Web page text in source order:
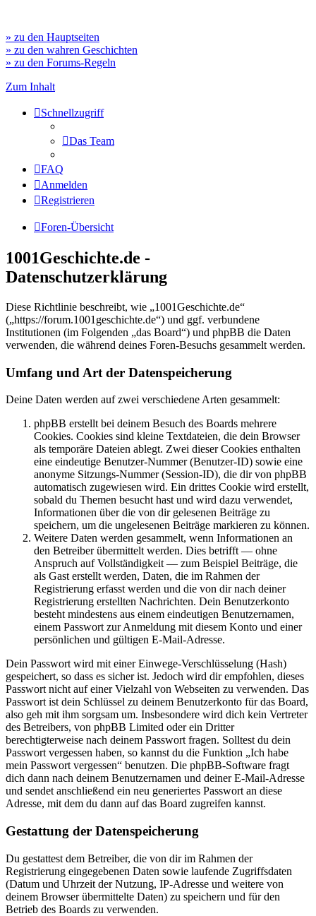
» zu den Hauptseiten
» zu den wahren Geschichten
» zu den Forums-Regeln
Zum Inhalt
Schnellzugriff
Das Team
FAQ
Anmelden
Registrieren
Foren-Übersicht
1001Geschichte.de -
Datenschutzerklärung
Diese Richtlinie beschreibt, wie „1001Geschichte.de“
(„https://forum.1001geschichte.de“) und ggf. verbundene
Institutionen (im Folgenden „das Board“) und phpBB die Daten
verwenden, die während deines Foren-Besuchs gesammelt werden.
Umfang und Art der Datenspeicherung
Deine Daten werden auf zwei verschiedene Arten gesammelt:
phpBB erstellt bei deinem Besuch des Boards mehrere
Cookies. Cookies sind kleine Textdateien, die dein Browser
als temporäre Dateien ablegt. Zwei dieser Cookies enthalten
eine eindeutige Benutzer-Nummer (Benutzer-ID) sowie eine
anonyme Sitzungs-Nummer (Session-ID), die dir von phpBB
automatisch zugewiesen wird. Ein drittes Cookie wird erstellt,
sobald du Themen besucht hast und wird dazu verwendet,
Informationen über die von dir gelesenen Beiträge zu
speichern, um die ungelesenen Beiträge markieren zu können.
Weitere Daten werden gesammelt, wenn Informationen an
den Betreiber übermittelt werden. Dies betrifft — ohne
Anspruch auf Vollständigkeit — zum Beispiel Beiträge, die
als Gast erstellt werden, Daten, die im Rahmen der
Registrierung erfasst werden und die von dir nach deiner
Registrierung erstellten Nachrichten. Dein Benutzerkonto
besteht mindestens aus einem eindeutigen Benutzernamen,
einem Passwort zur Anmeldung mit diesem Konto und einer
persönlichen und gültigen E-Mail-Adresse.
Dein Passwort wird mit einer Einwege-Verschlüsselung (Hash)
gespeichert, so dass es sicher ist. Jedoch wird dir empfohlen, dieses
Passwort nicht auf einer Vielzahl von Webseiten zu verwenden. Das
Passwort ist dein Schlüssel zu deinem Benutzerkonto für das Board,
also geh mit ihm sorgsam um. Insbesondere wird dich kein Vertreter
des Betreibers, von phpBB Limited oder ein Dritter
berechtigterweise nach deinem Passwort fragen. Solltest du dein
Passwort vergessen haben, so kannst du die Funktion „Ich habe
mein Passwort vergessen“ benutzen. Die phpBB-Software fragt
dich dann nach deinem Benutzernamen und deiner E-Mail-Adresse
und sendet anschließend ein neu generiertes Passwort an diese
Adresse, mit dem du dann auf das Board zugreifen kannst.
Gestattung der Datenspeicherung
Du gestattest dem Betreiber, die von dir im Rahmen der
Registrierung eingegebenen Daten sowie laufende Zugriffsdaten
(Datum und Uhrzeit der Nutzung, IP-Adresse und weitere von
deinem Browser übermittelte Daten) zu speichern und für den
Betrieb des Boards zu verwenden.